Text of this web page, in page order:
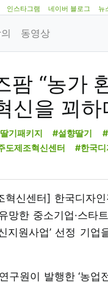
인스타그램 네이버 블로그 뉴
동영상
팜 “농가
신을 꾀하
기패키지 #설향딸기
도제조혁신센터 #한국디
신센터] 한국디자
망한 중소기업·스타
지원사업’ 선정 기
구원이 발행한 ‘농